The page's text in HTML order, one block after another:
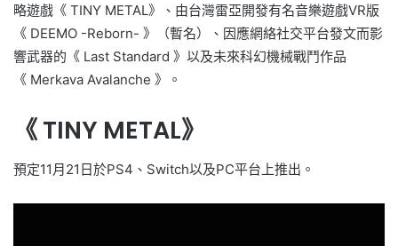
略遊戲《 TINY METAL》、由台灣雷亞開發有名音樂遊戲VR版
《 DEEMO -Reborn- 》（暫名）、因應網絡社交平台發文而影
響武器的《 Last Standard 》以及未來科幻機械戰鬥作品
《 Merkava Avalanche 》。
《 TINY METAL》
預定11月21日於PS4、Switch以及PC平台上推出。